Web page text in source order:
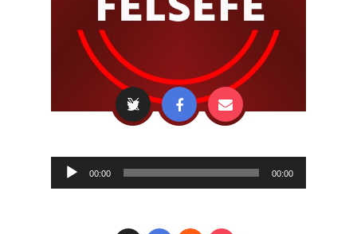
Audio
Player
00:00 00:00